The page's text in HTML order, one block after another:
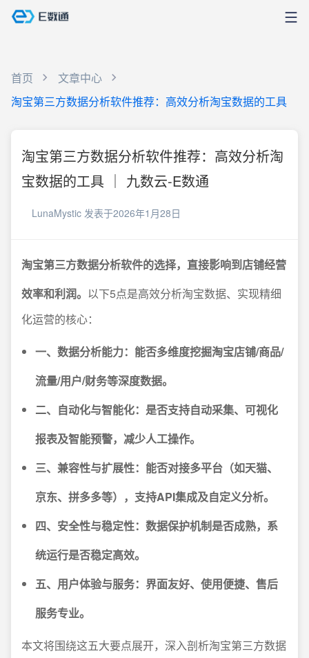
首页
文章中心
淘宝第三方数据分析软件推荐：高效分析淘宝数据的工具
淘宝第三方数据分析软件推荐：高效分析淘
宝数据的工具 ｜ 九数云-E数通
LunaMystic 发表于2026年1月28日
淘宝第三方数据分析软件的选择，直接影响到店铺经营
效率和利润。 以下5点是高效分析淘宝数据、实现精细
化运营的核心：
一、数据分析能力：能否多维度挖掘淘宝店铺/商品/
流量/用户/财务等深度数据。
二、自动化与智能化：是否支持自动采集、可视化
报表及智能预警，减少人工操作。
三、兼容性与扩展性：能否对接多平台（如天猫、
京东、拼多多等），支持API集成及自定义分析。
四、安全性与稳定性：数据保护机制是否成熟，系
统运行是否稳定高效。
五、用户体验与服务：界面友好、使用便捷、售后
服务专业。
本文将围绕这五大要点展开，深入剖析淘宝第三方数据